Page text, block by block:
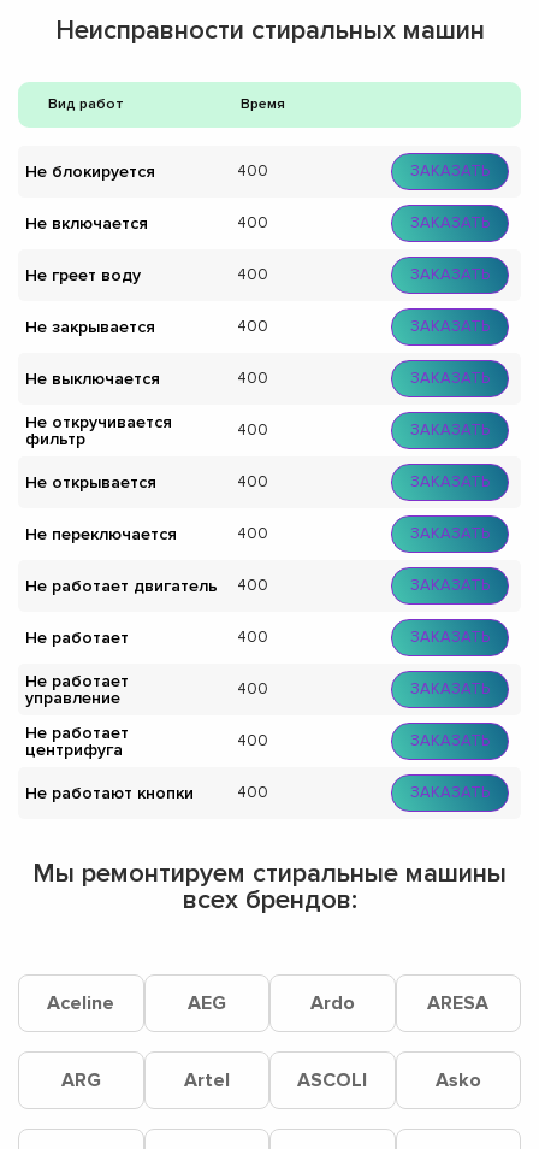
Неисправности стиральных машин
Вид работ Время
Не блокируется 400 ЗАКАЗАТЬ
Не включается 400 ЗАКАЗАТЬ
Не греет воду 400 ЗАКАЗАТЬ
Не закрывается 400 ЗАКАЗАТЬ
Не выключается 400 ЗАКАЗАТЬ
Не откручивается
фильтр
400 ЗАКАЗАТЬ
Не открывается 400 ЗАКАЗАТЬ
Не переключается 400 ЗАКАЗАТЬ
Не работает двигатель 400 ЗАКАЗАТЬ
Не работает 400 ЗАКАЗАТЬ
Не работает
управление
400 ЗАКАЗАТЬ
Не работает
центрифуга
400 ЗАКАЗАТЬ
Не работают кнопки 400 ЗАКАЗАТЬ
Мы ремонтируем стиральные машины
всех брендов:
Aceline AEG Ardo ARESA
ARG Artel ASCOLI Asko